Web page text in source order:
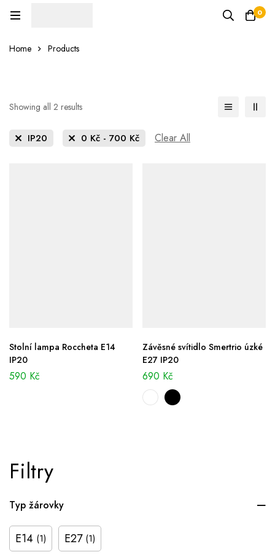
0
Home Products
Filtry
Typ žárovky
E14 (1) E27 (1)
Showing all 2 results
IP20 0 Kč - 700 Kč Clear All
Stolní lampa Roccheta E14
IP20
590 Kč
Závěsné svítidlo Smertrio úzké
E27 IP20
690 Kč